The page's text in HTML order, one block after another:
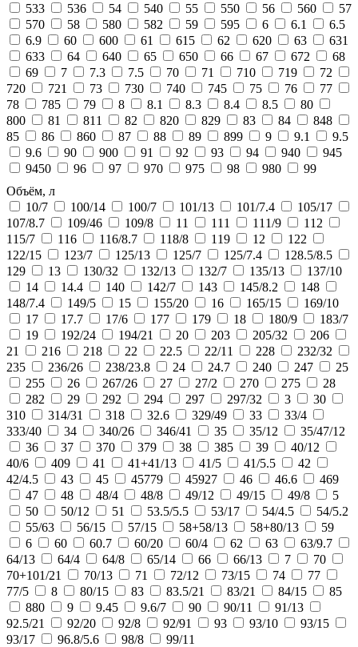
533
536 54 540 55 550 56 560
57
570
58 580 582 59 595 6 6.1
6.5
6.9
60 600 61 615 62 620 63
631
633
64 640 65 650 66 67 672
68
69
7 7.3 7.5 70 71 710 719
72
720
721 73 730 740 745 75 76
77
78
785 79 8 8.1 8.3 8.4 8.5
80
800
81 811 82 820 829 83 84
848
85
86 860 87 88 89 899 9 9.1
9.5
9.6
90 900 91 92 93 94 940
945
9450
96 97 970 975 98 980
99
Объём, л
10/7
100/14 100/7 101/13 101/7.4
105/17
107/8.7
109/46 109/8 11 111 111/9
112
115/7
116 116/8.7 118/8 119 12
122
122/15
123/7 125/13 125/7 125/7.4
128.5/8.5
129
13 130/32 132/13 132/7 135/13
137/10
14
14.4 140 142/7 143 145/8.2
148
148/7.4
149/5 15 155/20 16 165/15
169/10
17
17.7 17/6 177 179 18 180/9
183/7
19
192/24 194/21 20 203 205/32
206
21
216 218 22 22.5 22/11 228
232/32
235
236/26 238/23.8 24 24.7 240 247
25
255
26 267/26 27 27/2 270 275
28
282
29 292 294 297 297/32 3
30
310
314/31 318 32.6 329/49 33
33/4
333/40
34 340/26 346/41 35 35/12
35/47/12
36
37 370 379 38 385 39
40/12
40/6
409 41 41+41/13 41/5 41/5.5
42
42/4.5
43 45 45779 45927 46 46.6
469
47
48 48/4 48/8 49/12 49/15 49/8
5
50
50/12 51 53.5/5.5 53/17 54/4.5
54/5.2
55/63
56/15 57/15 58+58/13 58+80/13
59
6
60 60.7 60/20 60/4 62 63
63/9.7
64/13
64/4 64/8 65/14 66 66/13 7
70
70+101/21
70/13 71 72/12 73/15 74
77
77/5
8 80/15 83 83.5/21 83/21 84/15
85
880
9 9.45 9.6/7 90 90/11
91/13
92.5/21
92/20 92/8 92/91 93 93/10
93/15
93/17
96.8/5.6 98/8
99/11